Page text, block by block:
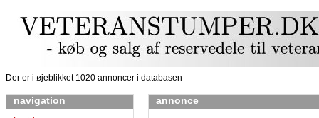
Der er i øjeblikket 1020 annoncer i databasen
navigation
annonce